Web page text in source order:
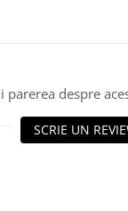
parerea despre
SCRIE UN